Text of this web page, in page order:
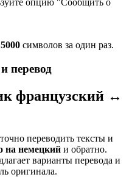
опцию "Сообщить о
5000 символов за один раз.
перевод
французский ↔
переводить тексты и
на немецкий и обратно.
варианты перевода и
оригинала.